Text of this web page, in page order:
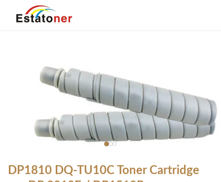
DP1810 DQ-TU10C Toner Cartridge